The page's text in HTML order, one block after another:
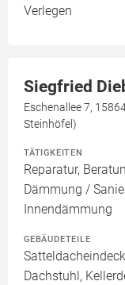
Verlegen
Siegfried
Eschenallee 7,
Steinhöfel)
TÄTIGKEITEN
Reparatur,
Dämmung /
Innendämmung
GEBÄUDETEILE
Dachstuhl,